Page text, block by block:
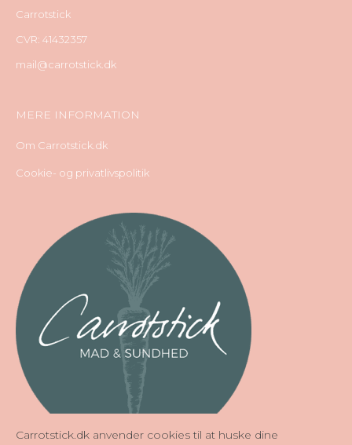
Carrotstick
CVR: 41432357
mail@carrotstick.dk
MERE INFORMATION
Om Carrotstick.dk
Cookie- og privatlivspolitik
Carrotstick.dk anvender cookies til at huske dine